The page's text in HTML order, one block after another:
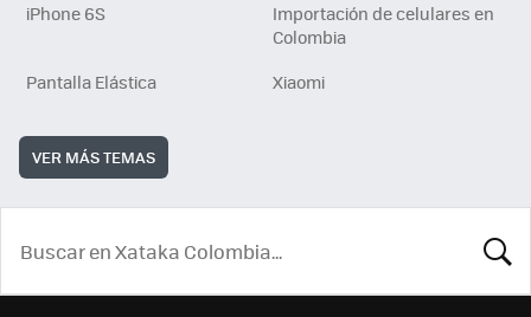
iPhone 6S
Importación de celulares en
Colombia
Pantalla Elástica
Xiaomi
VER MÁS TEMAS